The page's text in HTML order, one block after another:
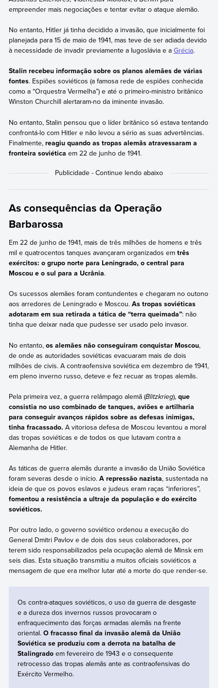
empreender mais negociações e tentar evitar o ataque alemão.
No entanto, Hitler já tinha decidido a invasão, que inicialmente foi
planejada para 15 de maio de 1941, mas teve de ser adiada devido
à necessidade de invadir previamente a Iugoslávia e a Grécia.
Stalin recebeu informação sobre os planos alemães de várias
fontes. Espiões soviéticos (a famosa rede de espiões conhecida
como a “Orquestra Vermelha”) e até o primeiro-ministro britânico
Winston Churchill alertaram-no da iminente invasão.
No entanto, Stalin pensou que o líder britânico só estava tentando
confrontá-lo com Hitler e não levou a sério as suas advertências.
Finalmente,reagiu quando as tropas alemãs atravessaram a
fronteira soviética em 22 de junho de 1941.
As consequências da Operação
Barbarossa
Em 22 de junho de 1941, mais de três milhões de homens e três
mil e quatrocentos tanques avançaram organizados em três
exércitos: o grupo norte para Leningrado, o central para
Moscou e o sul para a Ucrânia.
Os sucessos alemães foram contundentes e chegaram no outono
aos arredores de Leningrado e Moscou. As tropas soviéticas
adotaram em sua retirada a tática de “terra queimada”: não
tinha que deixar nada que pudesse ser usado pelo invasor.
No entanto, os alemães não conseguiram conquistar Moscou,
de onde as autoridades soviéticas evacuaram mais de dois
milhões de civis. A contraofensiva soviética em dezembro de 1941,
em pleno inverno russo, deteve e fez recuar as tropas alemãs.
Pela primeira vez, a guerra relâmpago alemã (Blitzkrieg),que
consistia no uso combinado de tanques, aviões e artilharia
para conseguir avanços rápidos sobre as defesas inimigas,
tinha fracassado. A vitoriosa defesa de Moscou levantou a moral
das tropas soviéticas e de todos os que lutavam contra a
Alemanha de Hitler.
As táticas de guerra alemãs durante a invasão da União Soviética
foram severas desde o início. A repressão nazista, sustentada na
ideia de que os povos eslavos e judeus eram raças “inferiores”,
fomentou a resistência a ultraje da população e do exército
soviéticos.
Por outro lado, o governo soviético ordenou a execução do
General Dmitri Pavlov e de dois dos seus colaboradores, por
terem sido responsabilizados pela ocupação alemã de Minsk em
seis dias. Esta situação transmitiu a muitos oficiais soviéticos a
mensagem de que era melhor lutar até a morte do que render-se.
Os contra-ataques soviéticos, o uso da guerra de desgaste
e a dureza dos invernos russos provocaram o
enfraquecimento das forças armadas alemãs na frente
oriental. O fracasso final da invasão alemã da União
Soviética se produziu com a derrota na batalha de
Stalingradoem fevereiro de 1943 e o consequente
retrocesso das tropas alemãs ante as contraofensivas do
Exército Vermelho.